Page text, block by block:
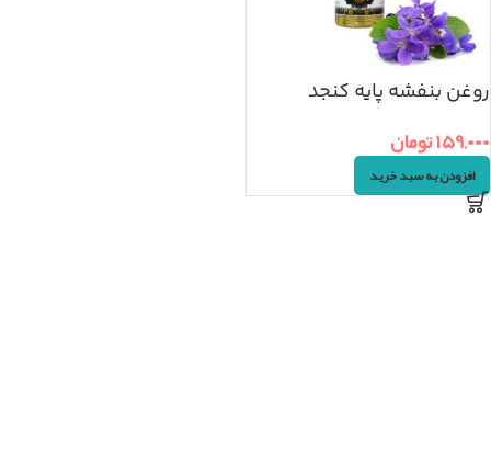
روغن بنفشه پایه کنجد
۱۵۹,۰۰۰تومان
افزودن به سبد خرید